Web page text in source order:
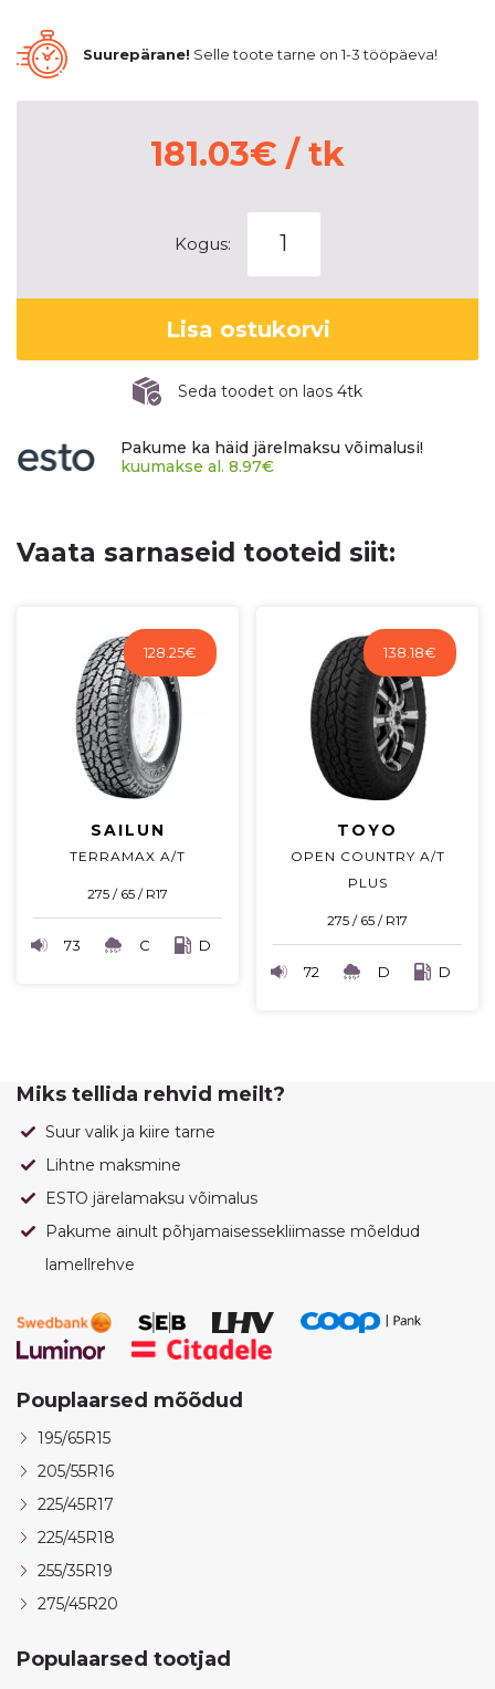
Suurepärane! Selle toote tarne on 1-3 tööpäeva!
181.03€ / tk
Kogus:
GEOLANDAR
A/T-
S
G015
kogus
Lisa ostukorvi
Seda toodet on laos 4tk
Pakume ka häid järelmaksu võimalusi!
kuumakse al. 8.97€
Vaata sarnaseid tooteid siit:
128.25€
SAILUN
TERRAMAX A/T
275 / 65 / R17
73 C D
138.18€
TOYO
OPEN COUNTRY A/T
PLUS
275 / 65 / R17
72 D D
Miks tellida rehvid meilt?
Suur valik ja kiire tarne
Lihtne maksmine
ESTO järelamaksu võimalus
Pakume ainult põhjamaisessekliimasse mõeldud
lamellrehve
Pouplaarsed mõõdud
195/65R15
205/55R16
225/45R17
225/45R18
255/35R19
275/45R20
Populaarsed tootjad